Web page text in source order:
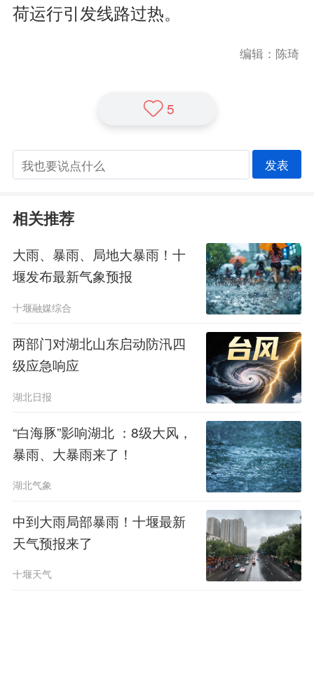
荷运行引发线路过热。
编辑：陈琦
5
发表
相关推荐
大雨、暴雨、局地大暴雨！十
堰发布最新气象预报
十堰融媒综合
两部门对湖北山东启动防汛四
级应急响应
湖北日报
“白海豚”影响湖北 ：8级大风，
暴雨、大暴雨来了！
湖北气象
中到大雨局部暴雨！十堰最新
天气预报来了
十堰天气